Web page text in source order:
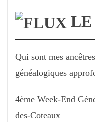
LE
Qui sont mes
généalogiques
4ème Week-End
des-Coteaux